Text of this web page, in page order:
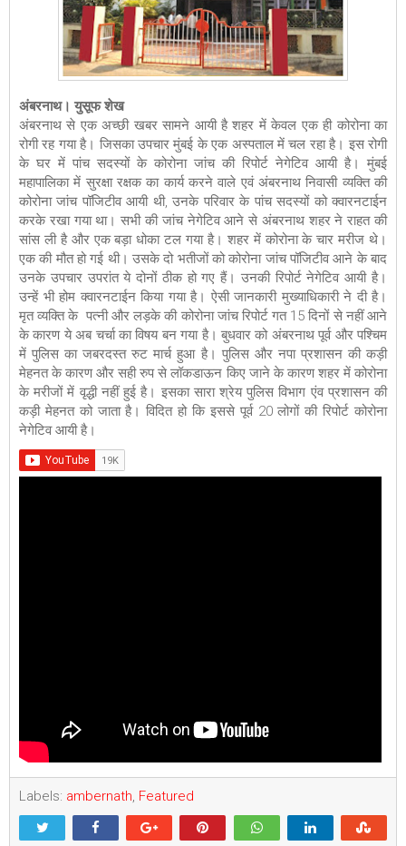
अंबरनाथ। युसूफ शेख
अंबरनाथ से एक अच्छी खबर सामने आयी है शहर में केवल एक ही कोरोना का
रोगी रह गया है। जिसका उपचार मुंबई के एक अस्पताल में चल रहा है। इस रोगी
के घर में पांच सदस्यों के कोरोना जांच की रिपोर्ट नेगेटिव आयी है। मुंबई
महापालिका में सुरक्षा रक्षक का कार्य करने वाले एवं अंबरनाथ निवासी व्यक्ति की
कोरोना जांच पॉजिटीव आयी थी, उनके परिवार के पांच सदस्यों को क्वारनटाईन
करके रखा गया था। सभी की जांच नेगेटिव आने से अंबरनाथ शहर ने राहत की
सांस ली है और एक बड़ा धोका टल गया है। शहर में कोरोना के चार मरीज थे।
एक की मौत हो गई थी। उसके दो भतीजों को कोरोना जांच पॉजिटीव आने के बाद
उनके उपचार उपरांत ये दोनों ठीक हो गए हैं। उनकी रिपोर्ट नेगेटिव आयी है।
उन्हें भी होम क्वारनटाईन किया गया है। ऐसी जानकारी मुख्याधिकारी ने दी है।
मृत व्यक्ति के पत्नी और लड़के की कोरोना जांच रिपोर्ट गत 15 दिनों से नहीं आने
के कारण ये अब चर्चा का विषय बन गया है। बुधवार को अंबरनाथ पूर्व और पश्चिम
में पुलिस का जबरदस्त रुट मार्च हुआ है। पुलिस और नपा प्रशासन की कड़ी
मेहनत के कारण और सही रुप से लॉकडाऊन किए जाने के कारण शहर में कोरोना
के मरीजों में वृद्धी नहीं हुई है। इसका सारा श्रेय पुलिस विभाग एंव प्रशासन की
कड़ी मेहनत को जाता है। विदित हो कि इससे पूर्व 20 लोगों की रिपोर्ट कोरोना
नेगेटिव आयी है।
Labels: ambernath, Featured